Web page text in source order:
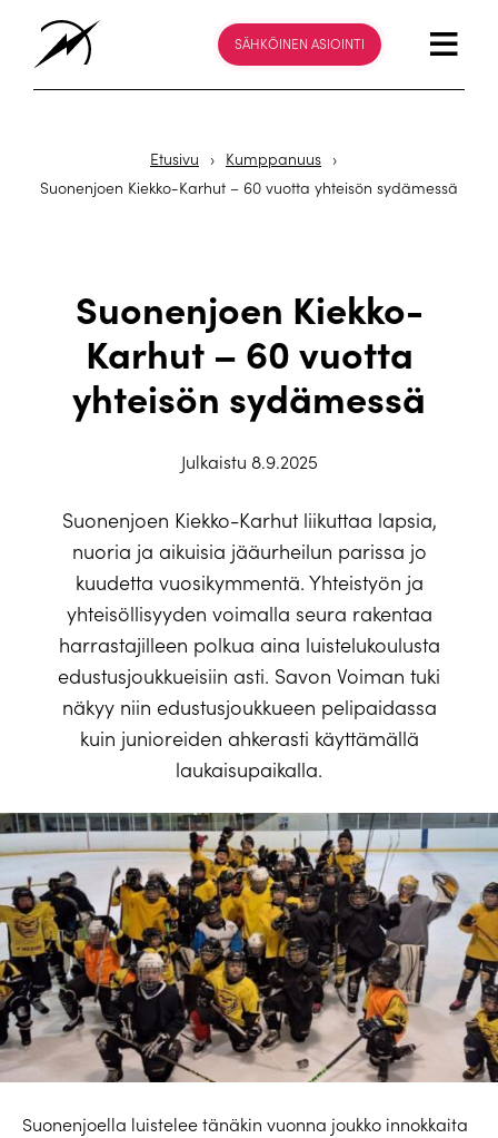
SÄHKÖINEN ASIOINTI
Etusivu › Kumppanuus ›
Suonenjoen Kiekko-Karhut – 60 vuotta yhteisön sydämessä
Suonenjoen Kiekko-
Karhut – 60 vuotta
yhteisön sydämessä
Julkaistu 8.9.2025
Suonenjoen Kiekko-Karhut liikuttaa lapsia,
nuoria ja aikuisia jääurheilun parissa jo
kuudetta vuosikymmentä. Yhteistyön ja
yhteisöllisyyden voimalla seura rakentaa
harrastajilleen polkua aina luistelukoulusta
edustusjoukkueisiin asti. Savon Voiman tuki
näkyy niin edustusjoukkueen pelipaidassa
kuin junioreiden ahkerasti käyttämällä
laukaisupaikalla.
Suonenjoella luistelee tänäkin vuonna joukko innokkaita